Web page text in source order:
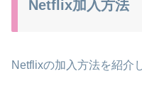
Netflix加入方法
Netflixの加入方法を紹介